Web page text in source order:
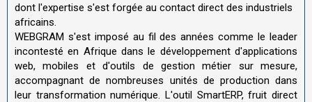
dont l'expertise s'est forgée au contact direct des industriels
africains.
WEBGRAM s'est imposé au fil des années comme le leader
incontesté en Afrique dans le développement d'applications
web, mobiles et d'outils de gestion métier sur mesure,
accompagnant de nombreuses unités de production dans
leur transformation numérique. L'outil SmartERP, fruit direct